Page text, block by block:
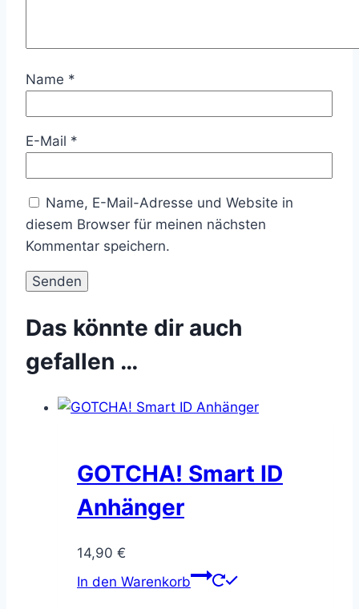
Name *
E-Mail *
Name, E-Mail-Adresse und Website in
diesem Browser für meinen nächsten
Kommentar speichern.
Das könnte dir auch
gefallen …
GOTCHA! Smart ID
Anhänger
14,90 €
In den Warenkorb